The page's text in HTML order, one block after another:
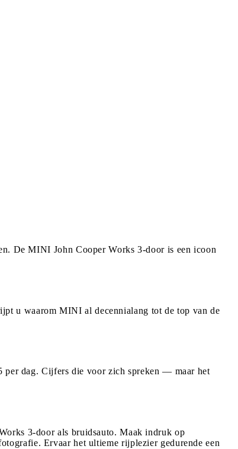
De MINI John Cooper Works 3-door is een icoon
u waarom MINI al decennialang tot de top van de
per dag. Cijfers die voor zich spreken — maar het
3-door als bruidsauto. Maak indruk op
Ervaar het ultieme rijplezier gedurende een